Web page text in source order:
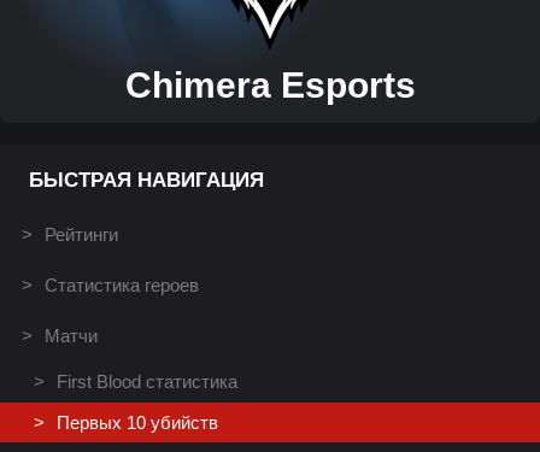
Chimera Esports
БЫСТРАЯ НАВИГАЦИЯ
Рейтинги
Статистика героев
Матчи
First Blood статистика
Первых 10 убийств